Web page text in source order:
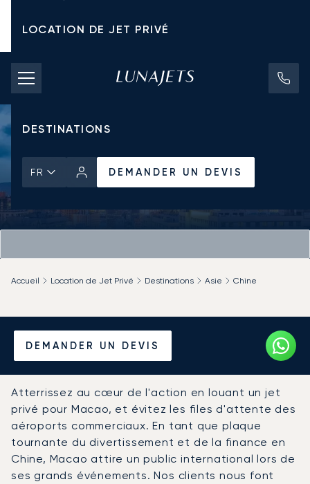
LOCATION DE JET PRIVÉ
TARIFS D'AFFRÈTEMENT
JETS PRIVÉS
DESTINATIONS
FR DEMANDER UN DEVIS
DEMANDER UN DEVIS
Accueil Location de Jet Privé Destinations Asie Chine
Louer un Jet Privé depuis et
vers Macao
Atterrissez au cœur de l'action en louant un jet
privé pour Macao, et évitez les files d'attente des
aéroports commerciaux. En tant que plaque
tournante du divertissement et de la finance en
Chine, Macao attire un public international lors de
ses grands événements. Nos clients nous font